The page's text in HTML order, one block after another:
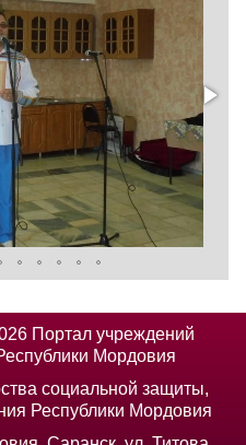
Портал учреждений
Мордовия
социальной защиты,
Республики Мордовия